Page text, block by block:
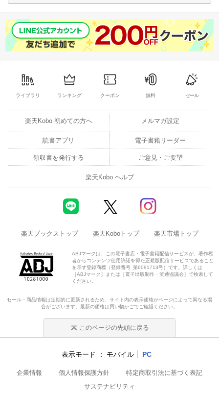
ライブラリ ランキング クーポン 無料 セール
楽天Kobo 初めての方へ メルマガ設定
読書アプリ 電子書籍リーダー
領収書を発行する ご意見・ご要望
楽天Kobo ヘルプ
楽天ブックストップ 楽天Koboトップ 楽天市場トップ
ABJマークは、この電子書店・電子書籍配信サービスが、著作権
者からコンテンツ使用許諾を得た正規版配信サービスであること
を示す登録商標（登録番号 第6091713号）です。詳しくは
［ABJマーク］または［電子出版制作・流通協議会］で検索して
ください。
セール・商品情報は定期的に更新されるため、サイト内の表示価格がページによって異なる場
合がございます。最新の価格は買い物かごでご確認ください。
このページの先頭に戻る
表示モード モバイル PC
企業情報 個人情報保護方針
特定商取引法に基づく表記
サステナビリティ